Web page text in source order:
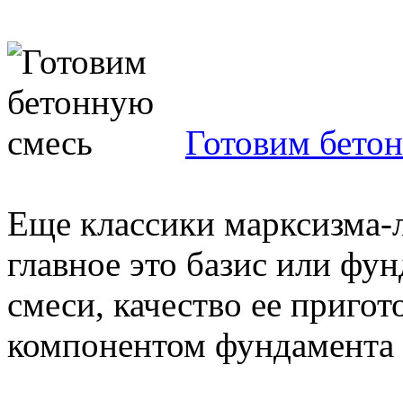
Готовим
Еще классики
главное это базис или
смеси, качество ее
компонентом